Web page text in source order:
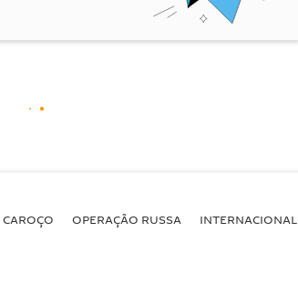
OPERAÇÃO RUSSA INTERNACIONAL